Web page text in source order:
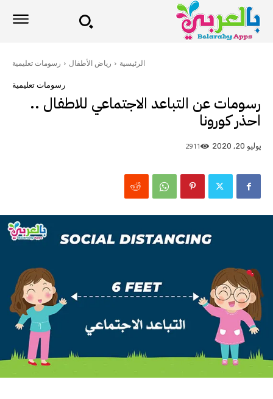
الرئيسية رياض الأطفال رسومات تعليمية
رسومات تعليمية
رسومات عن التباعد الاجتماعي للاطفال ..
احذر كورونا
يوليو 20, 2020 2911